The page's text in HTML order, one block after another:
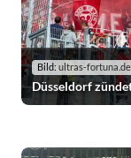
Bild: ultras-fortuna.de
Düsseldorf